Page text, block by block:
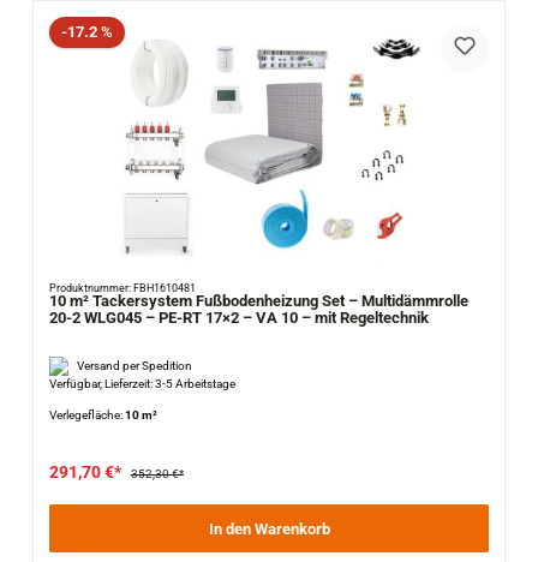
Rabatt
-17.2 %
Produktnummer: FBH1610481
10 m² Tackersystem Fußbodenheizung Set – Multidämmrolle
20-2 WLG045 – PE-RT 17×2 – VA 10 – mit Regeltechnik
Versand per Spedition
Verfügbar, Lieferzeit: 3-5 Arbeitstage
Verlegefläche:10 m²
291,70 €* 352,30 €*
In den Warenkorb